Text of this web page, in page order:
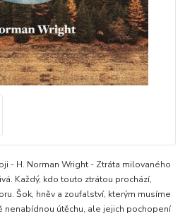
- H. Norman Wright - Ztráta milovaného
Každý, kdo touto ztrátou prochází,
Šok, hněv a zoufalství, kterým musíme
nenabídnou útěchu, ale jejich pochopení